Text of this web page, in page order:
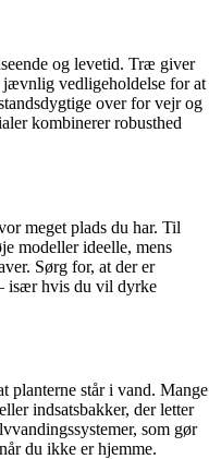
og levetid. Træ giver
vedligeholdelse for at
over for vejr og
kombinerer robusthed
meget plads du har. Til
modeller ideelle, mens
Sørg for, at der er
især hvis du vil dyrke
planterne står i vand. Mange
indsatsbakker, der letter
som gør
du ikke er hjemme.